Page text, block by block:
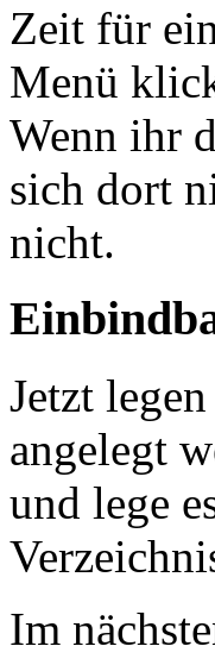
Zeit für
Menü
Wenn ihr
sich dort
nicht.
Jetzt
angelegt
und lege
Im